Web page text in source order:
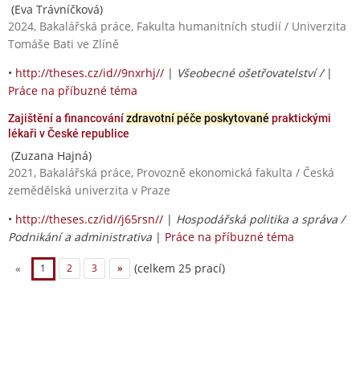
(Eva Trávníčková)
2024, Bakalářská práce, Fakulta humanitních studií / Univerzita
Tomáše Bati ve Zlíně
• http://theses.cz/id//9nxrhj// | Všeobecné ošetřovatelství / |
Práce na příbuzné téma
Zajištění a financovánízdravotní péče poskytované praktickými
lékaři v České republice
(Zuzana Hajná)
2021, Bakalářská práce, Provozně ekonomická fakulta / Česká
zemědělská univerzita v Praze
• http://theses.cz/id//j65rsn// | Hospodářská politika a správa /
Podnikání a administrativa | Práce na příbuzné téma
« 1 2 3 » (celkem 25 prací)